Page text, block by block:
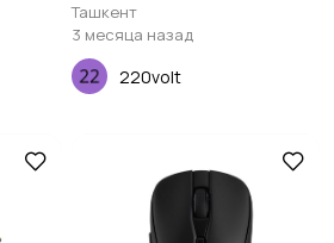
Ташкент
3 месяца назад
220volt